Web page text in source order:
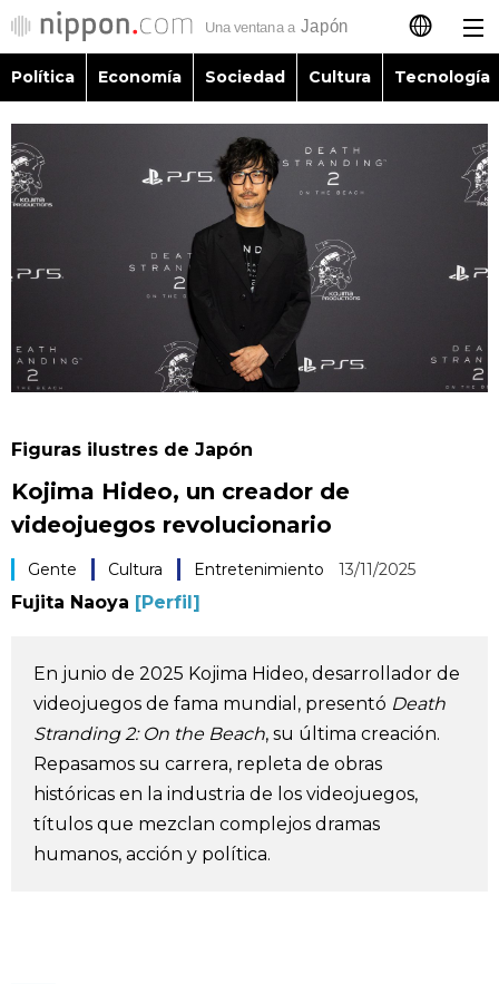
日本語
简体字
繁體字
العربية
Política
Economía
Vida
Guía de Japón
En profundidad
Más
Noticias official SNS
Política Economía Sociedad Cultura Tecnología
Figuras ilustres de Japón
Kojima Hideo, un creador de
videojuegos revolucionario
Gente Cultura Entretenimiento 13/11/2025
Fujita Naoya [Perfil]
En junio de 2025 Kojima Hideo, desarrollador de
videojuegos de fama mundial, presentó Death
Stranding 2: On the Beach, su última creación.
Repasamos su carrera, repleta de obras
históricas en la industria de los videojuegos,
títulos que mezclan complejos dramas
humanos, acción y política.